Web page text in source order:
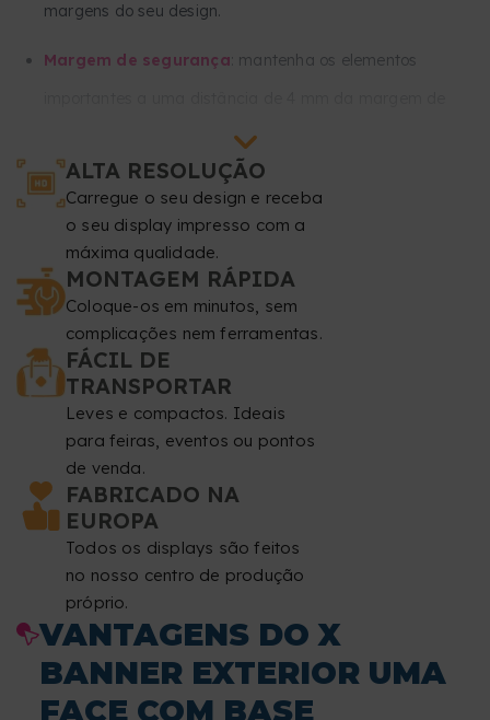
margens do seu design.
Margem de segurança : mantenha os elementos
Mantenha todos os textos e as imagens importantes a
pelo menos 50 mm da parte inferior e 50 mm da parte
superior do seu design, uma vez que são zonas
destinadas aos ilhós e tensores.
Resolução : pelo menos 150 dpi.
Modo de cor : CMYK.
Formato de ficheiro : PDF à escala 1:1 (sem palavra-
passe).
Tipografia
convertidas em curvas.
Tamanho mínimo de fonte: 60 pt.
Espessura mínima de linha: 5,6 pontos (2 mm).
ALTA RESOLUÇÃO
Carregue o seu design e receba
o seu display impresso com a
máxima qualidade.
MONTAGEM RÁPIDA
Coloque-os em minutos, sem
complicações nem ferramentas.
FÁCIL DE
TRANSPORTAR
Leves e compactos. Ideais
para feiras, eventos ou pontos
de venda.
FABRICADO NA
EUROPA
Todos os displays são feitos
no nosso centro de produção
próprio.
VANTAGENS DO X
BANNER EXTERIOR UMA
FACE COM BASE